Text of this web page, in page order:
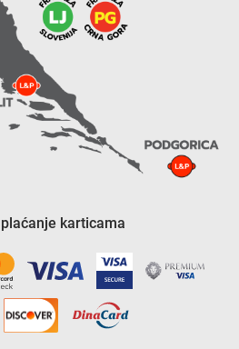
karticama